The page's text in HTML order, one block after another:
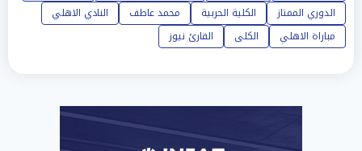
الدوري الممتاز
الكلية الحربية محمد عاطف
النادي الاهلي
مباراة الاهلي
الكلى القارئ نيوز